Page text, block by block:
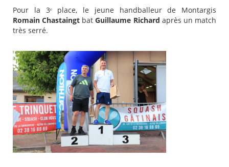
Pour la 3ᵉ place, le jeune handballeur de Montargis
Romain Chastaingt batGuillaume Richard après un match
très serré.